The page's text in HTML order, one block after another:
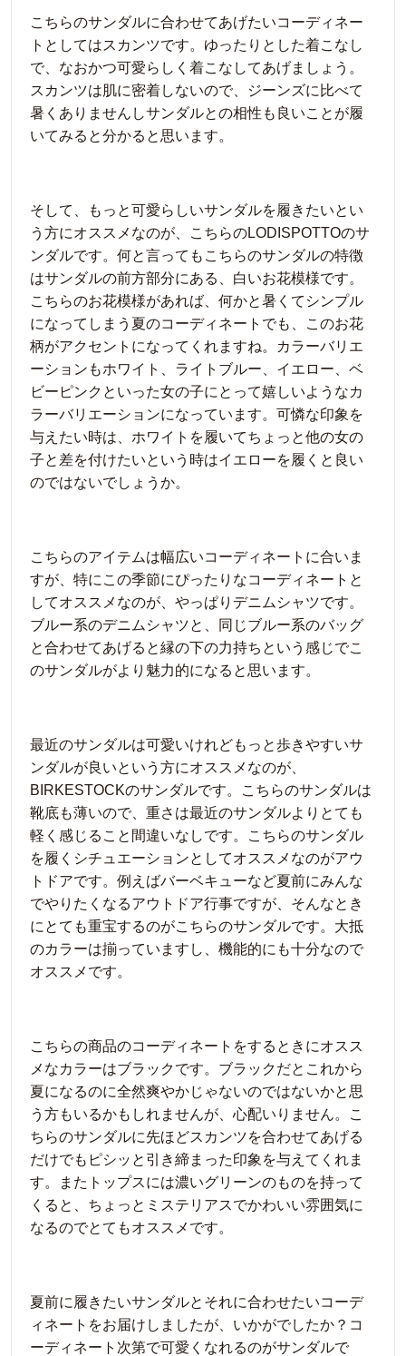
こちらのサンダルに合わせてあげたいコーディネー
トとしてはスカンツです。ゆったりとした着こなし
で、なおかつ可愛らしく着こなしてあげましょう。
スカンツは肌に密着しないので、ジーンズに比べて
暑くありませんしサンダルとの相性も良いことが履
いてみると分かると思います。
そして、もっと可愛らしいサンダルを履きたいとい
う方にオススメなのが、こちらのLODISPOTTOのサ
ンダルです。何と言ってもこちらのサンダルの特徴
はサンダルの前方部分にある、白いお花模様です。
こちらのお花模様があれば、何かと暑くてシンプル
になってしまう夏のコーディネートでも、このお花
柄がアクセントになってくれますね。カラーバリエ
ーションもホワイト、ライトブルー、イエロー、ベ
ビーピンクといった女の子にとって嬉しいようなカ
ラーバリエーションになっています。可憐な印象を
与えたい時は、ホワイトを履いてちょっと他の女の
子と差を付けたいという時はイエローを履くと良い
のではないでしょうか。
こちらのアイテムは幅広いコーディネートに合いま
すが、特にこの季節にぴったりなコーディネートと
してオススメなのが、やっぱりデニムシャツです。
ブルー系のデニムシャツと、同じブルー系のバッグ
と合わせてあげると縁の下の力持ちという感じでこ
のサンダルがより魅力的になると思います。
最近のサンダルは可愛いけれどもっと歩きやすいサ
ンダルが良いという方にオススメなのが、
BIRKESTOCKのサンダルです。こちらのサンダルは
靴底も薄いので、重さは最近のサンダルよりとても
軽く感じること間違いなしです。こちらのサンダル
を履くシチュエーションとしてオススメなのがアウ
トドアです。例えばバーベキューなど夏前にみんな
でやりたくなるアウトドア行事ですが、そんなとき
にとても重宝するのがこちらのサンダルです。大抵
のカラーは揃っていますし、機能的にも十分なので
オススメです。
こちらの商品のコーディネートをするときにオスス
メなカラーはブラックです。ブラックだとこれから
夏になるのに全然爽やかじゃないのではないかと思
う方もいるかもしれませんが、心配いりません。こ
ちらのサンダルに先ほどスカンツを合わせてあげる
だけでもピシッと引き締まった印象を与えてくれま
す。またトップスには濃いグリーンのものを持って
くると、ちょっとミステリアスでかわいい雰囲気に
なるのでとてもオススメです。
夏前に履きたいサンダルとそれに合わせたいコーデ
ィネートをお届けしましたが、いかがでしたか？コ
ーディネート次第で可愛くなれるのがサンダルで